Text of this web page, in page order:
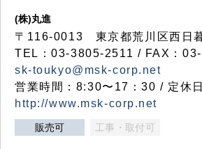
(株)丸進
〒116-0013 東京都荒川区西日
TEL：03-3805-2511 / FAX：
sk-toukyo@msk-corp.net
営業時間：8:30〜17：30 / 定休
http://www.msk-corp.net
販売可 工事・取付可